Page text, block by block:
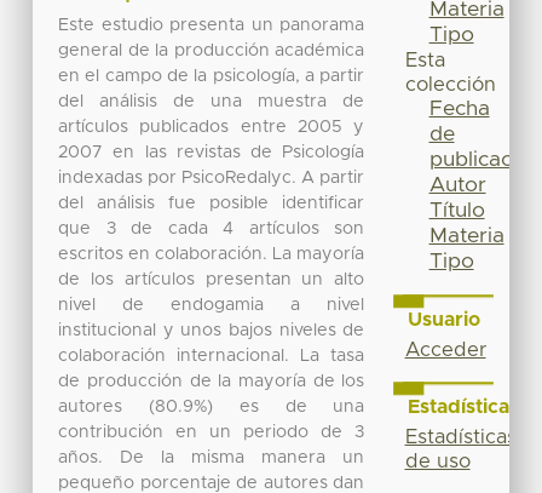
Este estudio presenta un panorama
general de la producción académica
en el campo de la psicología, a partir
del análisis de una muestra de
artículos publicados entre 2005 y
2007 en las revistas de Psicología
indexadas por PsicoRedalyc. A partir
del análisis fue posible identificar
que 3 de cada 4 artículos son
escritos en colaboración. La mayoría
de los artículos presentan un alto
nivel de endogamia a nivel
institucional y unos bajos niveles de
colaboración internacional. La tasa
de producción de la mayoría de los
autores (80.9%) es de una
contribución en un periodo de 3
años. De la misma manera un
pequeño porcentaje de autores dan
Materia
Tipo
Esta
colección
Fecha
de
publicación
Autor
Título
Materia
Tipo
Usuario
Acceder
Estadísticas
Estadísticas
de uso